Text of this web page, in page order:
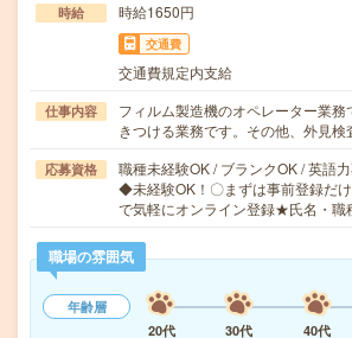
時給 時給1650円
交通費
交通費規定内支給
仕事内容
フィルム製造機のオペレーター業
きつける業務です。その他、外見
応募資格
職種未経験OK / ブランクOK / 英語
◆未経験OK！〇まずは事前登録だ
で気軽にオンライン登録★氏名・
職場の雰囲気
年齢層
20代
30代 40代